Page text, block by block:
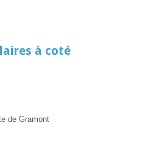
à coté
de Gramont